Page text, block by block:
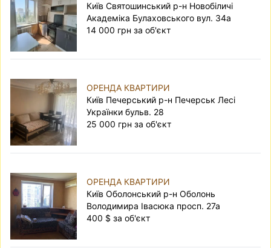
Київ Святошинський р-н Новобіличі
Академіка Булаховського вул. 34а
14 000 грн за об'єкт
ОРЕНДА КВАРТИРИ
Київ Печерський р-н Печерськ Лесі
Українки бульв. 28
25 000 грн за об'єкт
ОРЕНДА КВАРТИРИ
Київ Оболонський р-н Оболонь
Володимира Івасюка просп. 27а
400 $ за об'єкт